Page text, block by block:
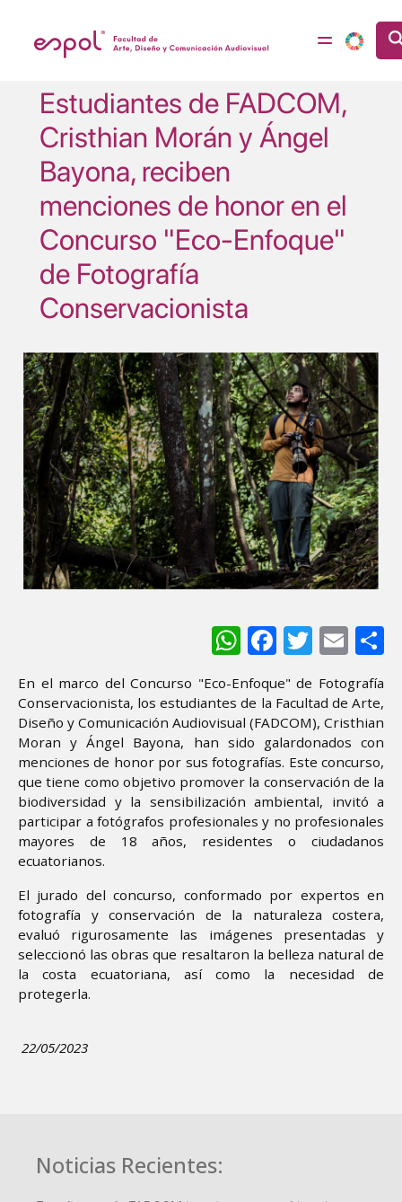
Estudiantes de FADCOM,
Cristhian Morán y Ángel
Bayona, reciben
menciones de honor en el
Concurso "Eco-Enfoque"
de Fotografía
Conservacionista
Image
WhatsApp
Facebook
Twitter
En el marco del Concurso "Eco-Enfoque" de Fotografía
Conservacionista, los estudiantes de la Facultad de Arte,
Diseño y Comunicación Audiovisual (FADCOM), Cristhian
Moran y Ángel Bayona, han sido galardonados con
menciones de honor por sus fotografías. Este concurso,
que tiene como objetivo promover la conservación de la
biodiversidad y la sensibilización ambiental, invitó a
participar a fotógrafos profesionales y no profesionales
mayores de 18 años, residentes o ciudadanos
ecuatorianos.
El jurado del concurso, conformado por expertos en
fotografía y conservación de la naturaleza costera,
evaluó rigurosamente las imágenes presentadas y
seleccionó las obras que resaltaron la belleza natural de
la costa ecuatoriana, así como la necesidad de
protegerla.
22/05/2023
Noticias Recientes: